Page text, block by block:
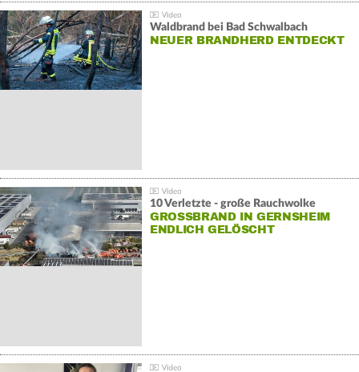
Waldbrand bei Bad Schwalbach
NEUER BRANDHERD ENTDECKT
10 Verletzte - große Rauchwolke
GROSSBRAND IN GERNSHEIM E
NDLICH GELÖSCHT